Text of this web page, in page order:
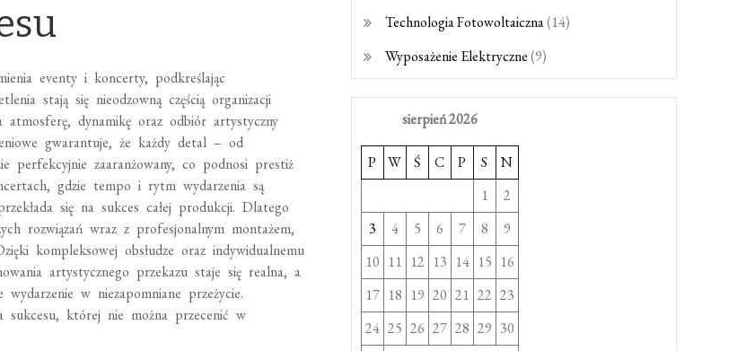
eventy i koncerty, podkreślając
stają się nieodzowną częścią organizacji
atmosferę, dynamikę oraz odbiór artystyczny
gwarantuje, że każdy detal – od
perfekcyjnie zaaranżowany, co podnosi prestiż
gdzie tempo i rytm wydarzenia są
się na sukces całej produkcji. Dlatego
rozwiązań wraz z profesjonalnym montażem,
kompleksowej obsłudze oraz indywidualnemu
artystycznego przekazu staje się realna, a
w niezapomniane przeżycie.
sukcesu, której nie można przecenić w
Technologia Fotowoltaiczna(14)
Wyposażenie Elektryczne(9)
sierpień 2026
P W Ś C P S
N
1
2
3
4 5 6 7 8
9
10 11 12 13 14 15 16
17 18 19 20 21 22 23
24 25 26 27 28 29 30